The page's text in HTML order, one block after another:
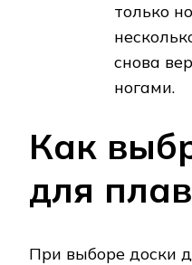
только
снова
ногами.
Как
для
При выборе доски